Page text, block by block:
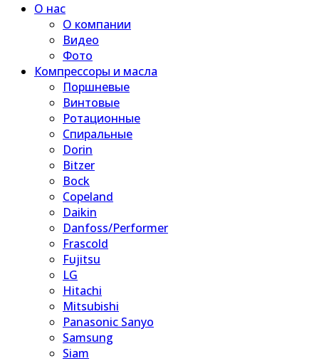
О нас
О компании
Видео
Фото
Компрессоры и масла
Поршневые
Винтовые
Ротационные
Спиральные
Dorin
Bitzer
Bock
Copeland
Daikin
Danfoss/Performer
Frascold
Fujitsu
LG
Hitachi
Mitsubishi
Panasonic Sanyo
Samsung
Siam